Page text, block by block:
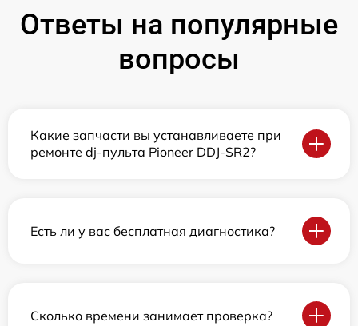
Ответы на популярные
вопросы
Какие запчасти вы устанавливаете при
ремонте dj-пульта Pioneer DDJ-SR2?
Есть ли у вас бесплатная диагностика?
Сколько времени занимает проверка?